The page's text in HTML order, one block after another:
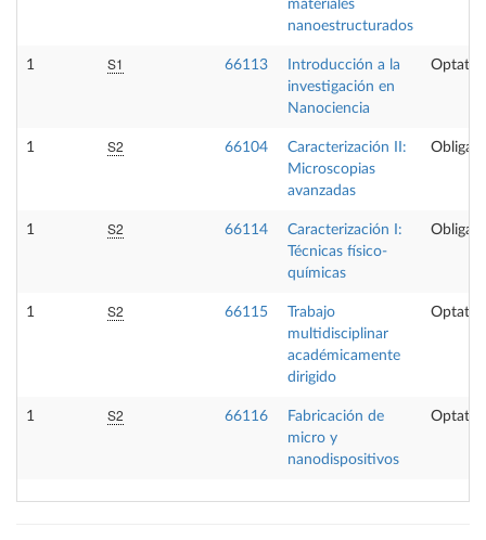
materiales
nanoestructurados
1 S1 66113
Introducción a la
investigación en
Nanociencia
1 S2 66104
Caracterización II:
Microscopias
avanzadas
1 S2 66114
Caracterización I:
Técnicas físico-
químicas
1 S2 66115
Trabajo
multidisciplinar
académicamente
dirigido
1 S2 66116
Fabricación de
micro y
nanodispositivos